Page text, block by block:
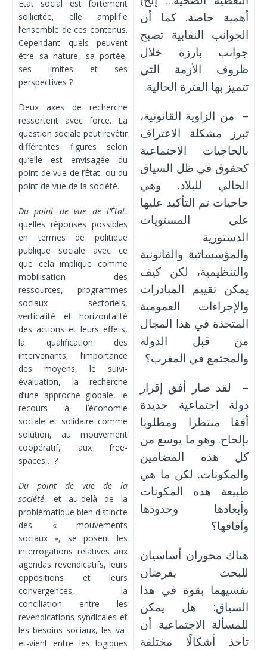
État social est fortement
sollicitée, elle amplifie
l’ensemble de ces contenus.
Cependant quels peuvent
être sa nature, sa portée,
ses limites et ses
perspectives ?
Deux axes de recherche
ressortent avec force. La
question sociale peut revêtir
différentes figures selon
qu’elle est envisagée du
point de vue de l’État, ou du
point de vue de la société.
Du point de vue de l’État,
quelles réponses possibles
en termes de politique
publique sociale avec ce
que cela implique comme
mobilisation des
ressources, programmes
sociaux sectoriels,
verticalité et horizontalité
des actions et leurs effets,
la qualification des
intervenants, l’importance
des moyens, le suivi-
évaluation, la recherche
d’une approche globale, le
recours à l’économie
sociale et solidaire comme
solution, au mouvement
coopératif, aux free-
spaces… ?
Du point de vue de la
société, et au-delà de la
problématique bien distincte
des « mouvements
sociaux », se posent les
interrogations relatives aux
agendas revendicatifs, leurs
oppositions et leurs
convergences, la
conciliation entre les
revendications syndicales et
les besoins sociaux, les va-
et-vient entre les logiques
أهمية خاصة. كما أن
الجوانب النقابية تصبح
جوانب بارزة خلال
ظروف الأزمة التي
تتميز بها الفترة الحالية.
– من الزاوية القانونية،
تبرز مشكلة الاعتراف
بالحاجيات الاجتماعية
كحقوق في ظل السياق
الحالي للبلاد. وهي
حاجيات تم التأكيد عليها
على المستويات
الدستورية
والمؤسساتية والقانونية
والتنظيمية، لكن كيف
يمكن تقييم المبادرات
والإجراءات العمومية
المتخذة في هذا المجال
من قبل الدولة
والمجتمع في المغرب؟
– لقد صار أفق إقرار
دولة اجتماعية جديدة
أفقا منتظرا ومطلوبا
بإلحاح. وهو ما يوسع من
كل هذه المضامين
والمكونات. لكن ما هي
طبيعة هذه المكونات
وأبعادها وحدودها
وآفاقها؟
هناك محوران أساسيان
للبحث يفرضان
نفسيهما بقوة في هذا
السياق: هل يمكن
للمسألة الاجتماعية أن
تأخذ أشكالًا مختلفة